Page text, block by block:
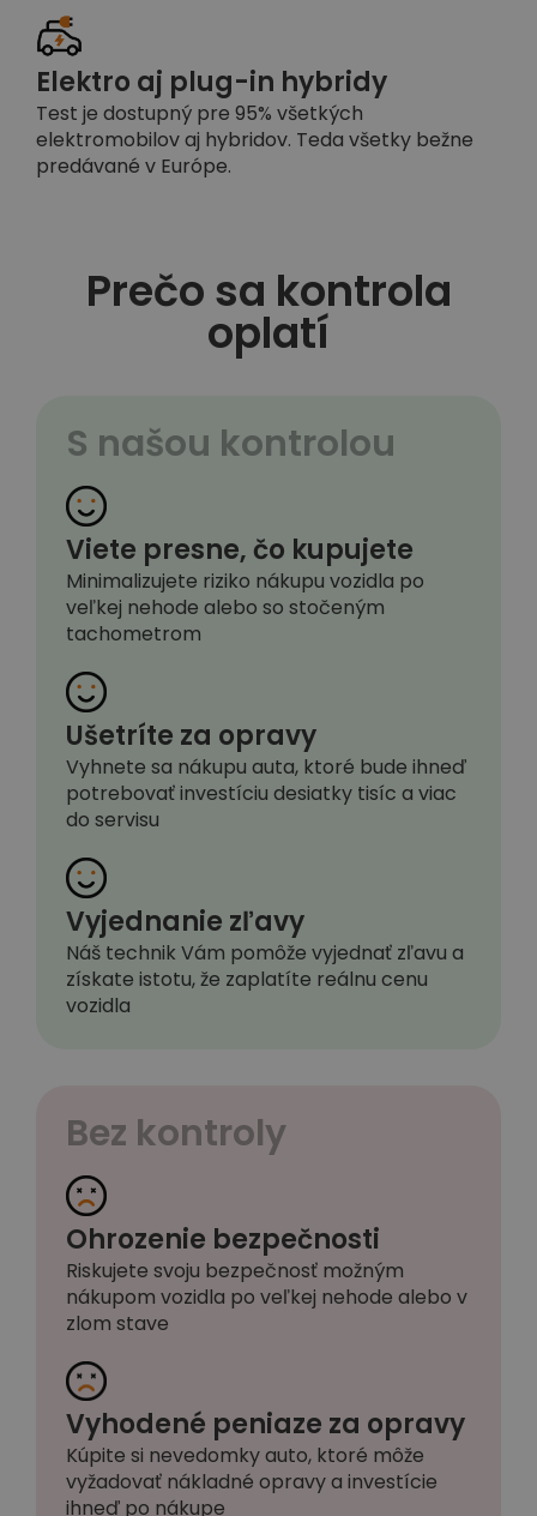
Elektro aj plug-in hybridy
Test je dostupný pre 95% všetkých
elektromobilov aj hybridov. Teda všetky bežne
predávané v Európe.
Prečo sa kontrola
oplatí
S našou kontrolou
Viete presne, čo kupujete
Minimalizujete riziko nákupu vozidla po
veľkej nehode alebo so stočeným
tachometrom
Ušetríte za opravy
Vyhnete sa nákupu auta, ktoré bude ihneď
potrebovať investíciu desiatky tisíc a viac
do servisu
Vyjednanie zľavy
Náš technik Vám pomôže vyjednať zľavu a
získate istotu, že zaplatíte reálnu cenu
vozidla
Bez kontroly
Ohrozenie bezpečnosti
Riskujete svoju bezpečnosť možným
nákupom vozidla po veľkej nehode alebo v
zlom stave
Vyhodené peniaze za opravy
Kúpite si nevedomky auto, ktoré môže
vyžadovať nákladné opravy a investície
ihneď po nákupe